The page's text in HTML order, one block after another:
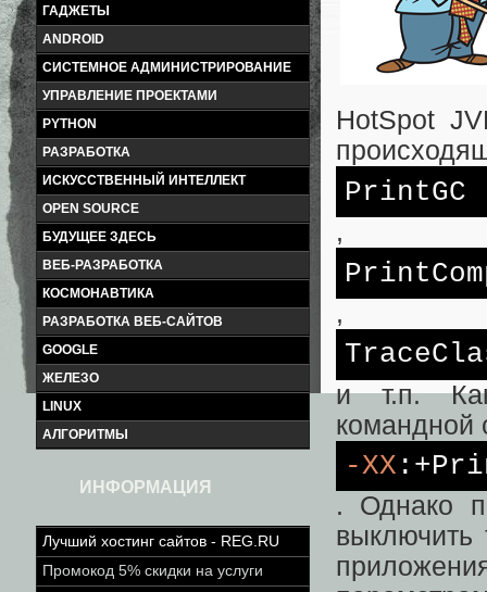
ГАДЖЕТЫ
ANDROID
СИСТЕМНОЕ АДМИНИСТРИРОВАНИЕ
УПРАВЛЕНИЕ ПРОЕКТАМИ
PYTHON
РАЗРАБОТКА
ИСКУССТВЕННЫЙ ИНТЕЛЛЕКТ
OPEN SOURCE
БУДУЩЕЕ ЗДЕСЬ
ВЕБ-РАЗРАБОТКА
КОСМОНАВТИКА
РАЗРАБОТКА ВЕБ-САЙТОВ
GOOGLE
ЖЕЛЕЗО
LINUX
АЛГОРИТМЫ
ИНФОРМАЦИЯ
Лучший хостинг сайтов - REG.RU
Промокод 5% скидки на услуги
HotSpot
PrintGC
,
,
и т.п.
командной
-XX
. Однако
выключить